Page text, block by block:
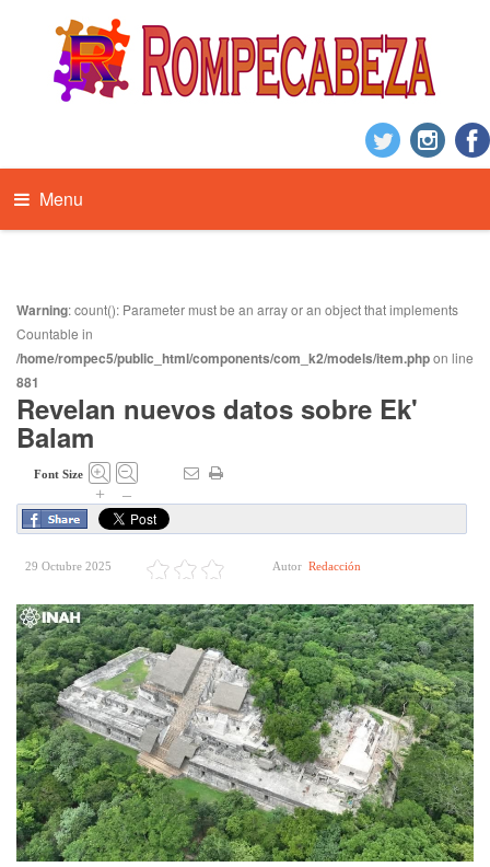
Menu
Warning: count(): Parameter must be an array or an object that implements
Countable in
/home/rompec5/public_html/components/com_k2/models/item.phpon line
881
Revelan nuevos datos sobre Ek'
Balam
Font Size
+ –
29 Octubre 2025 Autor Redacción